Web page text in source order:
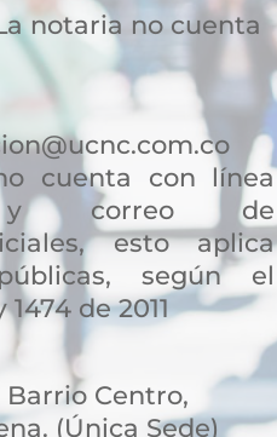
notaria no cuenta
cuenta con línea
y correo de
esto aplica
según el
de 2011
Barrio Centro,
(Única Sede)